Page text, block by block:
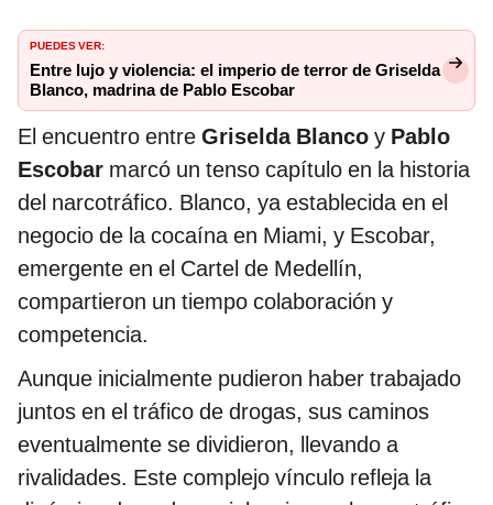
PUEDES VER:
Entre lujo y violencia: el imperio de terror de Griselda
Blanco, madrina de Pablo Escobar
El encuentro entre Griselda Blanco y Pablo
Escobar marcó un tenso capítulo en la historia
del narcotráfico. Blanco, ya establecida en el
negocio de la cocaína en Miami, y Escobar,
emergente en el Cartel de Medellín,
compartieron un tiempo colaboración y
competencia.
Aunque inicialmente pudieron haber trabajado
juntos en el tráfico de drogas, sus caminos
eventualmente se dividieron, llevando a
rivalidades. Este complejo vínculo refleja la